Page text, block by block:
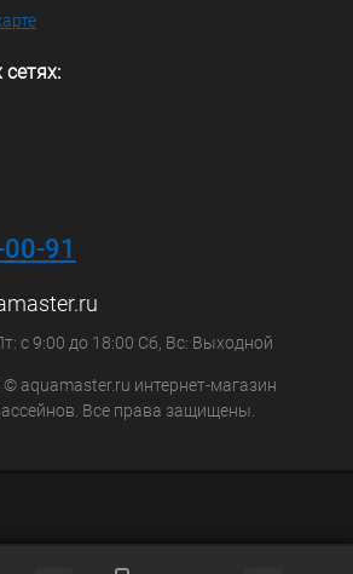
91
с 9:00 до 18:00 Сб, Вс: Выходной
aquamaster.ru интернет-магазин
Все права защищены.